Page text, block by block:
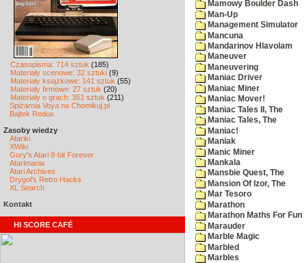
Czasopisma: 714 sztuk (185)
Materiały scenowe: 32 sztuki (9)
Materiały książkowe: 141 sztuk (55)
Materiały firmowe: 27 sztuk (20)
Materiały o grach: 351 sztuk (211)
Spiżarnia Voya na Chomikuj.pl
Bajtek Redux
Zasoby wiedzy
Atariki
XWiki
Gury's Atari 8-bit Forever
Atarimania
Atari Archives
Drygol's Retro Hacks
XL Search
Kontakt
HI SCORE CAFÉ
Mamowy Boulder Dash
Man-Up
Management Simulator
Mancuna
Mandarinov Hlavolam
Maneuver
Maneuvering
Maniac Driver
Maniac Miner
Maniac Mover!
Maniac Tales II, The
Maniac Tales, The
Maniac!
Maniak
Manic Miner
Mankala
Mansbie Quest, The
Mansion Of Izor, The
Mar Tesoro
Marathon
Marathon Maths For Fun
Marauder
Marble Magic
Marbled
Marbles